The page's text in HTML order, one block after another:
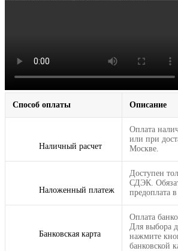
Способ оплаты Описание
Наличный расчет
Оплата
или при
Москве.
Наложенный платеж
Доступен
СДЭК.
предоплата
Банковская карта
Оплата
Для выбора
нажмите
банковской